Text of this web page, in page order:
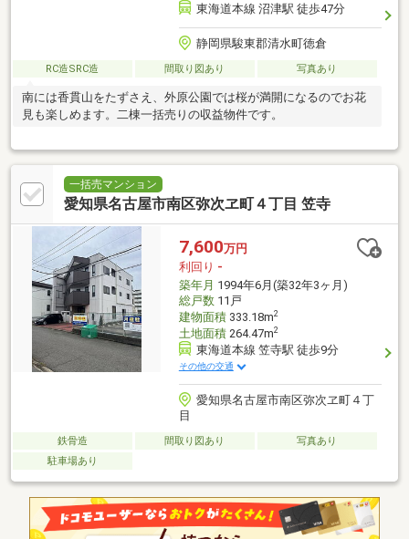
東海道本線 沼津駅 徒歩47分
静岡県駿東郡清水町徳倉
RC造SRC造 間取り図あり 写真あり
南には香貫山をたずさえ、外原公園では桜が満開になるのでお花
見も楽しめます。二棟一括売りの収益物件です。
一括売マンション
愛知県名古屋市南区弥次ヱ町４丁目 笠寺
7,600万円
利回り -
築年月 1994年6月(築32年3ヶ月)
総戸数11戸
建物面積333.18m2
土地面積264.47m2
東海道本線 笠寺駅 徒歩9分
その他の交通
愛知県名古屋市南区弥次ヱ町４丁
目
鉄骨造 間取り図あり
写真あり
駐車場あり